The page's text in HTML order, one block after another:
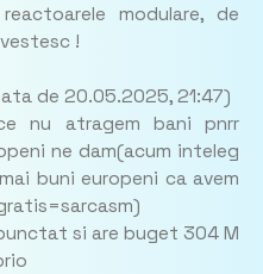
modulare, de
!
de 20.05.2025, 21:47)
nu atragem bani pnrr
ne dam(acum inteleg
buni europeni ca avem
si are buget 304 M